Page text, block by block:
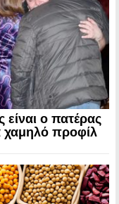
ο πατέρας
προφίλ